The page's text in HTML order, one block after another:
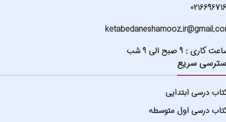
کاری : 9 صبح الی 9 شب
سریع
درسی ابتدایی
درسی اول متوسطه